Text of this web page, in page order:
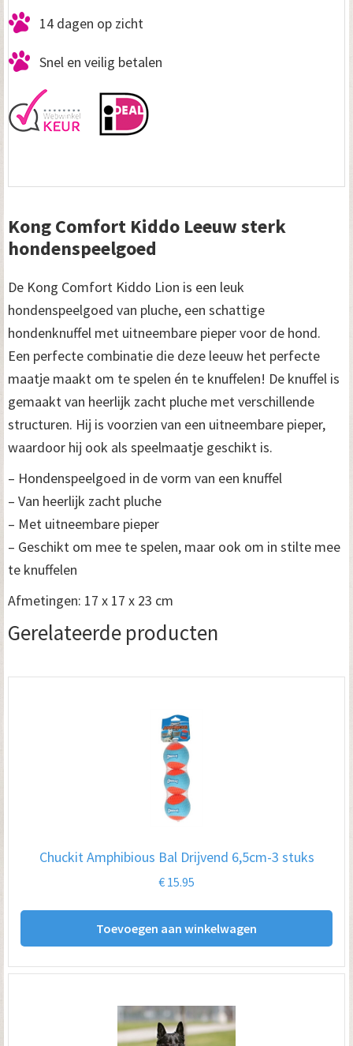
14 dagen op zicht
Snel en veilig betalen
Kong Comfort Kiddo Leeuw sterk
hondenspeelgoed
De Kong Comfort Kiddo Lion is een leuk
hondenspeelgoed van pluche, een schattige
hondenknuffel met uitneembare pieper voor de hond.
Een perfecte combinatie die deze leeuw het perfecte
maatje maakt om te spelen én te knuffelen! De knuffel is
gemaakt van heerlijk zacht pluche met verschillende
structuren. Hij is voorzien van een uitneembare pieper,
waardoor hij ook als speelmaatje geschikt is.
– Hondenspeelgoed in de vorm van een knuffel
– Van heerlijk zacht pluche
– Met uitneembare pieper
– Geschikt om mee te spelen, maar ook om in stilte mee
te knuffelen
Afmetingen: 17 x 17 x 23 cm
Gerelateerde producten
Chuckit Amphibious Bal Drijvend 6,5cm-3 stuks
€ 15.95
Toevoegen aan winkelwagen